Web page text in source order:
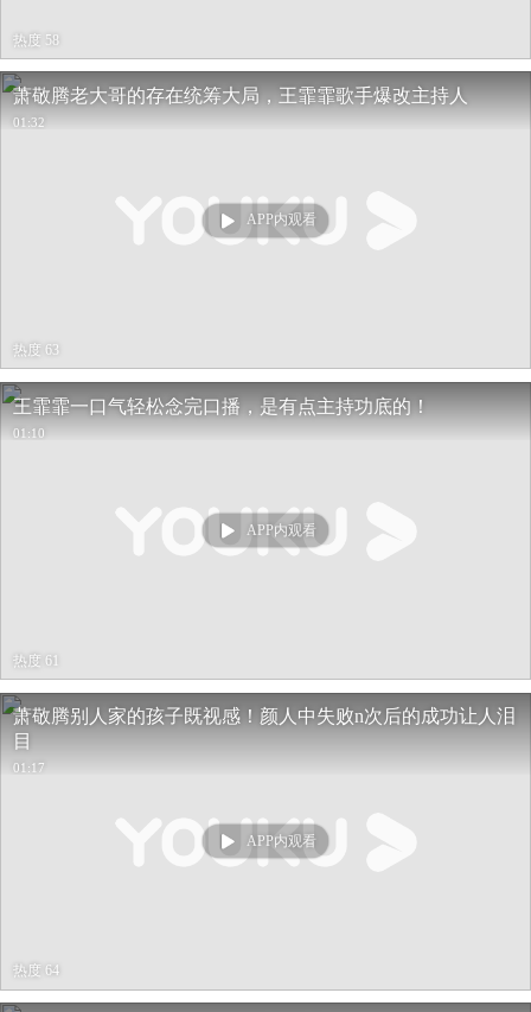
热度 58
萧敬腾老大哥的存在统筹大局，王霏霏歌手爆改主持人
01:32
APP内观看
热度 63
王霏霏一口气轻松念完口播，是有点主持功底的！
01:10
APP内观看
热度 61
萧敬腾别人家的孩子既视感！颜人中失败n次后的成功让人泪
目
01:17
APP内观看
热度 64